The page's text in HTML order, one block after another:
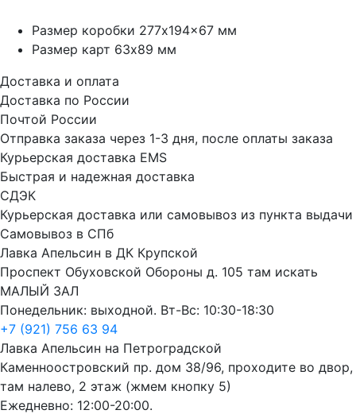
Размер коробки 277x194x67 мм
Размер карт 63х89 мм
Доставка и оплата
Доставка по России
Почтой России
Отправка заказа через 1-3 дня, после оплаты заказа
Курьерская доставка EMS
Быстрая и надежная доставка
СДЭК
Курьерская доставка или самовывоз из пункта выдачи
Самовывоз в СПб
Лавка Апельсин в ДК Крупской
Проспект Обуховской Обороны д. 105 там искать
МАЛЫЙ ЗАЛ
Понедельник: выходной. Вт-Вс: 10:30-18:30
+7 (921) 756 63 94
Лавка Апельсин на Петроградской
Каменноостровский пр. дом 38/96, проходите во двор,
там налево, 2 этаж (жмем кнопку 5)
Ежедневно: 12:00-20:00.